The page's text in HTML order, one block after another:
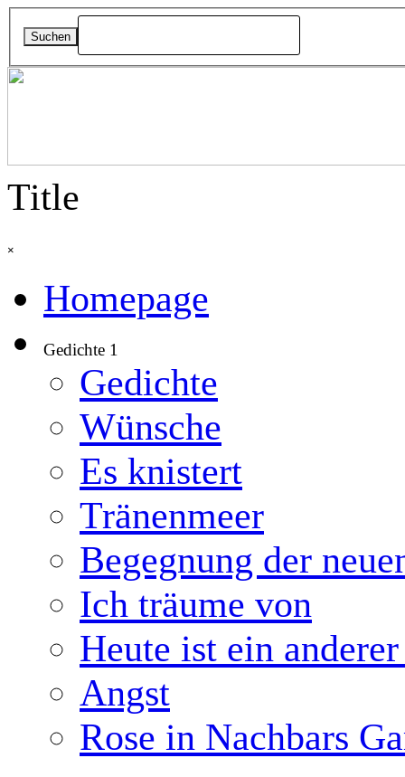
Direkt zum Seiteninhalt
Suchen
Title
×
Homepage
Gedichte 1
Gedichte
Wünsche
Es knistert
Tränenmeer
Begegnung der
Ich träume von
Heute ist ein
Angst
Rose in Nachbars